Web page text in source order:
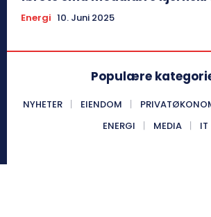
Energi 10. Juni 2025
Populære
NYHETER EIENDOM
ENERGI
MEDIA IT